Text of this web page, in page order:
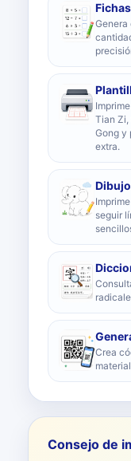
Genera
Tian Zi,
Gong y
extra.
seguir
Crea
Consejo de